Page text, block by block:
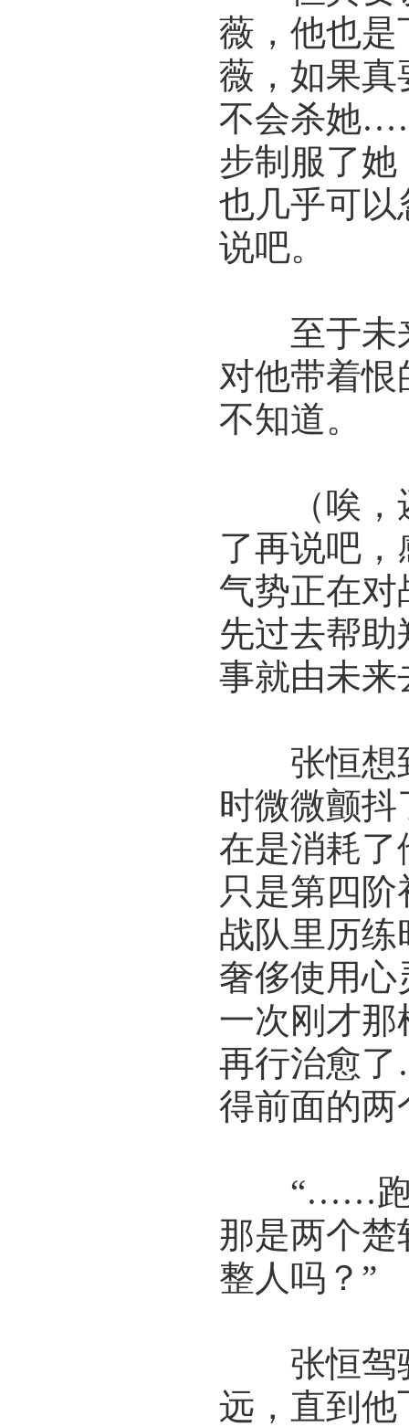
薇，他也是
薇，如果真
不会杀她
步制服了
也几乎可以
说吧。
至于未
对他带着
不知道。
（唉，还
了再说吧
气势正在
先过去帮
事就由未来
张恒想到
时微微颤
在是消耗了
只是第四
战队里历
奢侈使用
一次刚才
再行治愈
得前面的两
“……跑错
那是两个
整人吗？”
张恒驾驶
远，直到他